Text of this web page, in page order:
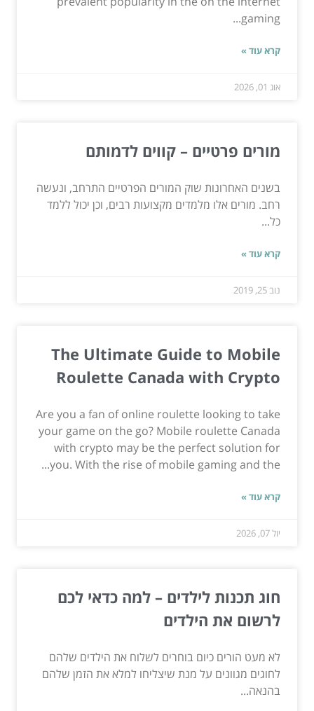
gaming...
קרא עוד »
אוג 01, 2026
מורים פרטיים – קווים לדמותם
בשנים האחרונות שוק המורים הפרטיים התרחב, ונעשה
רחב. מורים אלו מלמדים מקצועות רבים, וכן יכול ללמד
כל...
קרא עוד »
נוב 25, 2019
The Ultimate Guide to Mobile
Roulette Canada with Crypto
Are you a fan of online roulette looking to take
your game on the go? Mobile roulette Canada
with crypto may be the perfect solution for
you. With the rise of mobile gaming and the...
קרא עוד »
יול 07, 2026
חוג תכנות לילדים – למה כדאי לכם
לרשום את הילדים
לא מעט הורים כיום בוחרים לשלוח את הילדים שלהם
לחוגים מגוונים על מנת שיצליחו למלא את הזמן שלהם
בהנאה...